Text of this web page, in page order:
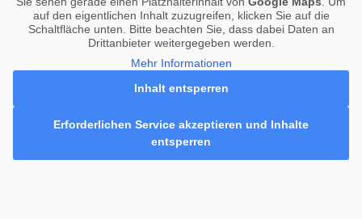
auf den eigentlichen Inhalt zuzugreifen, klicken Sie auf die
Schaltfläche unten. Bitte beachten Sie, dass dabei Daten an
Drittanbieter weitergegeben werden.
Mehr Informationen
Inhalt entsperren
Erforderlichen Service akzeptieren und Inhalte
entsperren